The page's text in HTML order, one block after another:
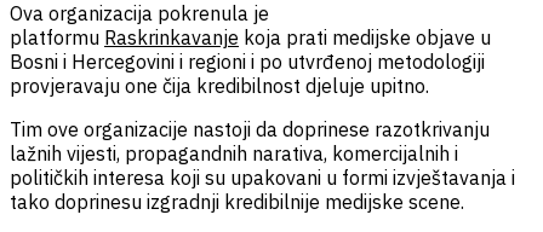
Ova organizacija pokrenula je
platformu Raskrinkavanje koja prati medijske objave u
Bosni i Hercegovini i regioni i po utvrđenoj metodologiji
provjeravaju one čija kredibilnost djeluje upitno.
Tim ove organizacije nastoji da doprinese razotkrivanju
lažnih vijesti, propagandnih narativa, komercijalnih i
političkih interesa koji su upakovani u formi izvještavanja i
tako doprinesu izgradnji kredibilnije medijske scene.